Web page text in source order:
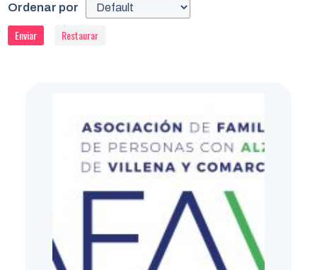
Ordenar por
Enviar Restaurar